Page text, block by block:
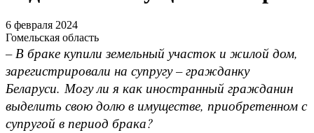
6 февраля 2024
Гомельская область
– В браке купили земельный участок и жилой дом,
зарегистрировали на супругу – гражданку
Беларуси. Могу ли я как иностранный гражданин
выделить свою долю в имуществе, приобретенном с
супругой в период брака?